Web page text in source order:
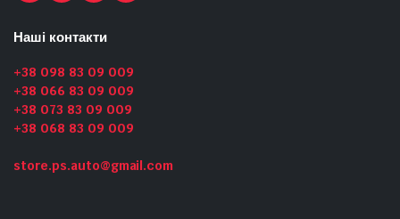
Наші контакти
+38 098 83 09 009
+38 066 83 09 009
+38 073 83 09 009
+38 068 83 09 009
store.ps.auto@gmail.com